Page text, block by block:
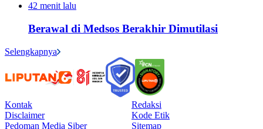
42 menit lalu
Berawal di Medsos Berakhir Dimutilasi
Selengkapnya
Kontak
Redaksi
Disclaimer
Kode Etik
Pedoman Media Siber
Sitemap